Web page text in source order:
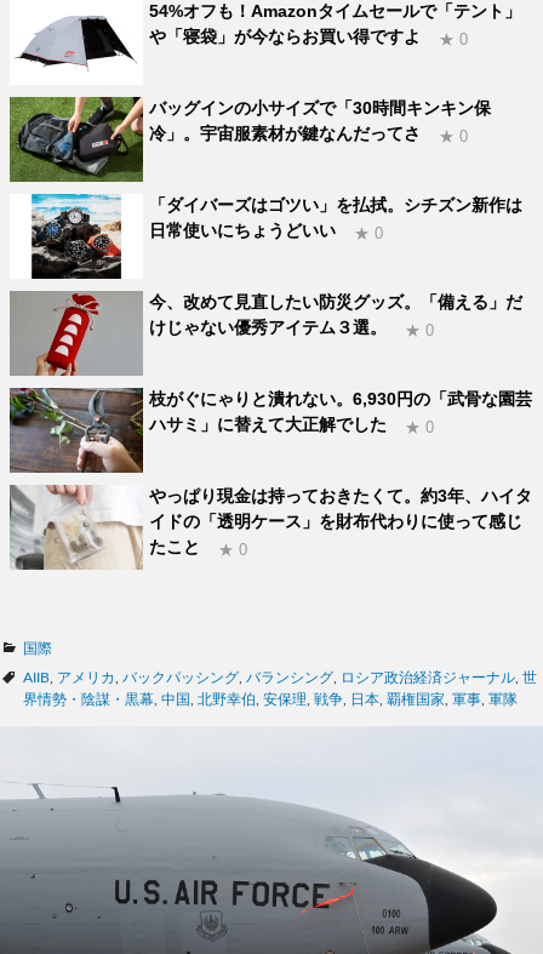
54%オフも！Amazonタイムセールで「テント」
や「寝袋」が今ならお買い得ですよ
★ 0
バッグインの小サイズで「30時間キンキン保
冷」。宇宙服素材が鍵なんだってさ
★ 0
「ダイバーズはゴツい」を払拭。シチズン新作は
日常使いにちょうどいい
★ 0
今、改めて見直したい防災グッズ。「備える」だ
けじゃない優秀アイテム３選。
★ 0
枝がぐにゃりと潰れない。6,930円の「武骨な園芸
ハサミ」に替えて大正解でした
★ 0
やっぱり現金は持っておきたくて。約3年、ハイタ
イドの「透明ケース」を財布代わりに使って感じ
たこと
★ 0
カ
テ
ゴ
国際
タ
グ
AIIB アメリカ バックパッシング バランシング ロシア政治経済ジャーナル 世
界情勢・陰謀・黒幕 中国 北野幸伯 安保理 戦争 日本 覇権国家 軍事 軍隊